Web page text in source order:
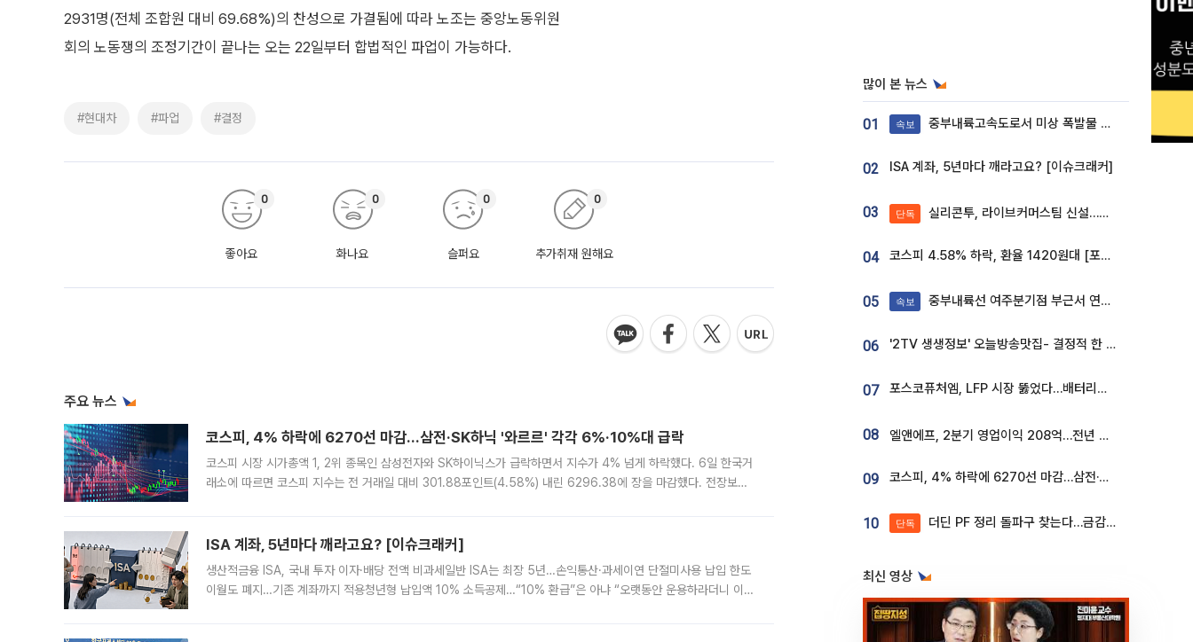
2931명(전체 조합원 대비 69.68%)의 찬성으로 가결됨에 따라 노조는 중앙노동위원
회의 노동쟁의 조정기간이 끝나는 오는 22일부터 합법적인 파업이 가능하다.
#현대차 #파업 #결정
좋아요
0
화나요
0
슬퍼요
0
추가취재 원해요
0
주요 뉴스
코스피, 4% 하락에 6270선 마감…삼전·SK하닉 '와르르' 각각 6%·10%대 급락
코스피 시장 시가총액 1, 2위 종목인 삼성전자와 SK하이닉스가 급락하면서 지수가 4% 넘게 하락했다. 6일 한국거
래소에 따르면 코스피 지수는 전 거래일 대비 301.88포인트(4.58%) 내린 6296.38에 장을 마감했다. 전장보다
ISA 계좌, 5년마다 깨라고요? [이슈크래커]
생산적금융 ISA, 국내 투자 이자·배당 전액 비과세일반 ISA는 최장 5년…손익통산·과세이연 단절미사용 납입 한도
이월도 폐지…기존 계좌까지 적용청년형 납입액 10% 소득공제…“10% 환급”은 아냐 “오랫동안 운용하라더니 이제
많이 본 뉴스
01 속보 중부내륙고속도로서 미상 폭발물 발견
02 ISA 계좌, 5년마다 깨라고요? [이슈크래커]
03 단독 실리콘투, 라이브커머스팀 신설…K뷰티 ‘글로벌 판매망’ 확대[K뷰티 라방戰]
04 코스피 4.58% 하락, 환율 1420원대 [포토]
05 속보 중부내륙선 여주분기점 부근서 연이은 추돌사고 발생
06 '2TV 생생정보' 오늘방송맛집- 결정적 한 수, 3종 메밀면! 메밀 소바 맛집 '의○○○○'
07 포스코퓨처엠, LFP 시장 뚫었다…배터리사와 대규모 장기 공급 합의
08 엘앤에프, 2분기 영업이익 208억…전년 比 흑자전환
09 코스피, 4% 하락에 6270선 마감…삼전·SK하닉 '와르르' 각각 6%·10%대 급락
10 단독 더딘 PF 정리 돌파구 찾는다…금감원, 1년 반 만에 매각설명회 재개
최신 영상